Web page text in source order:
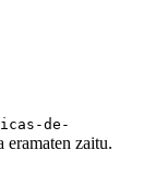
de-
eramaten zaitu.